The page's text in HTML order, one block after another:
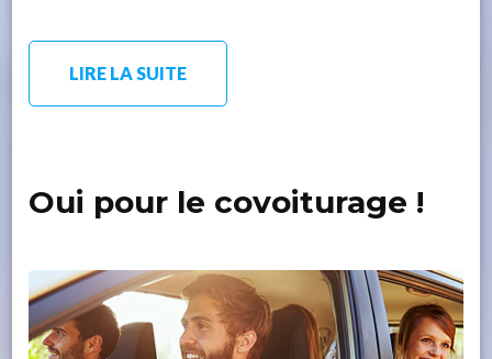
LIRE LA SUITE
Oui pour le covoiturage !